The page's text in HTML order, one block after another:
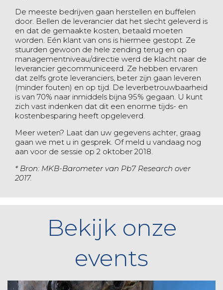
De meeste bedrijven gaan herstellen en buffelen
door. Bellen de leverancier dat het slecht geleverd is
en dat de gemaakte kosten, betaald moeten
worden. Eén klant van ons is hiermee gestopt. Ze
stuurden gewoon de hele zending terug en op
managementniveau/directie werd de klacht naar de
leverancier gecommuniceerd. Ze hebben ervaren
dat zelfs grote leveranciers, beter zijn gaan leveren
(minder fouten) en op tijd. De leverbetrouwbaarheid
is van 70% naar inmiddels bijna 95% gegaan. U kunt
zich vast indenken dat dit een enorme tijds- en
kostenbesparing heeft opgeleverd.
Meer weten? Laat dan uw gegevens achter, graag
gaan we met u in gesprek. Of meld u vandaag nog
aan voor de sessie op 2 oktober 2018.
* Bron: MKB-Barometer van Pb7 Research over
2017.
Bekijk onze
events